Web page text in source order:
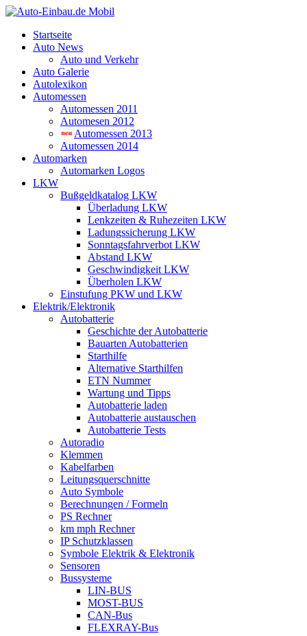
Startseite
Auto News
Auto und Verkehr
Auto Galerie
Autolexikon
Automessen
Automessen 2011
Automesen 2012
Automessen 2013
Automessen 2014
Automarken
Automarken Logos
LKW
Bußgeldkatalog LKW
Überladung LKW
Lenkzeiten & Ruhezeiten LKW
Ladungssicherung LKW
Sonntagsfahrverbot LKW
Abstand LKW
Geschwindigkeit LKW
Überholen LKW
Einstufung PKW und LKW
Elektrik/Elektronik
Autobatterie
Geschichte der Autobatterie
Bauarten Autobatterien
Starthilfe
Alternative Starthilfen
ETN Nummer
Wartung und Tipps
Autobatterie laden
Autobatterie austauschen
Autobatterie Tests
Autoradio
Klemmen
Kabelfarben
Leitungsquerschnitte
Auto Symbole
Berechnungen / Formeln
PS Rechner
km mph Rechner
IP Schutzklassen
Symbole Elektrik & Elektronik
Sensoren
Bussysteme
LIN-BUS
MOST-BUS
CAN-Bus
FLEXRAY-Bus